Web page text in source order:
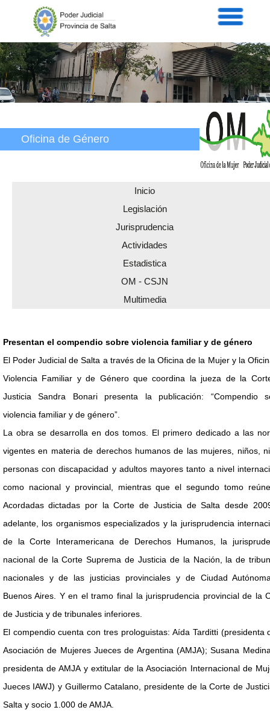
Servicios
Prensa
Intranet
Oficina de Género
Inicio
Legislación
Jurisprudencia
Actividades
Estadistica
OM - CSJN
Multimedia
Presentan el compendio sobre violencia familiar y de género
El Poder Judicial de Salta a través de la Oficina de la Mujer y la
Violencia Familiar y de Género que coordina la jueza de la
Justicia Sandra Bonari presenta la publicación: “Compendio
violencia familiar y de género”.
La obra se desarrolla en dos tomos. El primero dedicado a las
vigentes en materia de derechos humanos de las mujeres, niños,
personas con discapacidad y adultos mayores tanto a nivel
como nacional y provincial, mientras que el segundo tomo
Acordadas dictadas por la Corte de Justicia de Salta desde
adelante, los organismos especializados y la jurisprudencia
de la Corte Interamericana de Derechos Humanos, la
nacional de la Corte Suprema de Justicia de la Nación, la de
nacionales y de las justicias provinciales y de Ciudad
Buenos Aires. Y en el tramo final la jurisprudencia provincial de la
de Justicia y de tribunales inferiores.
El compendio cuenta con tres prologuistas: Aída Tarditti (presidenta
Asociación de Mujeres Jueces de Argentina (AMJA); Susana
presidenta de AMJA y extitular de la Asociación Internacional de
Jueces IAWJ) y Guillermo Catalano, presidente de la Corte de
Salta y socio 1.000 de AMJA.